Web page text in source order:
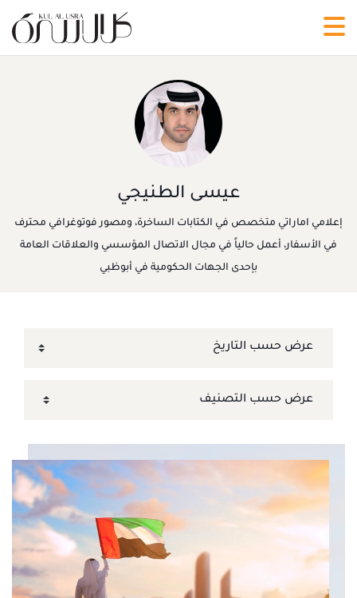
عيسى الطنيجي
إعلامي اماراتي متخصص في الكتابات الساخرة، ومصور فوتوغرافي محترف
في الأسفار، أعمل حالياً في مجال الاتصال المؤسسي والعلاقات العامة
بإحدى الجهات الحكومية في أبوظبي